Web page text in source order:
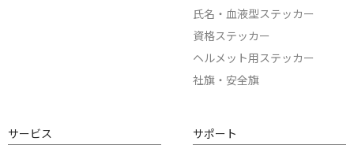
氏名・血液型ステッカー
資格ステッカー
ヘルメット用ステッカー
社旗・安全旗
サービス
サポート